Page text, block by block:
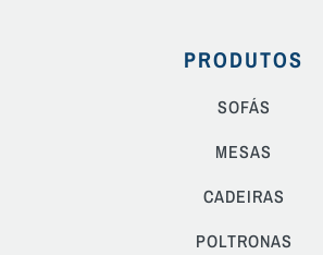
PRODUTOS
SOFÁS
MESAS
CADEIRAS
POLTRONAS